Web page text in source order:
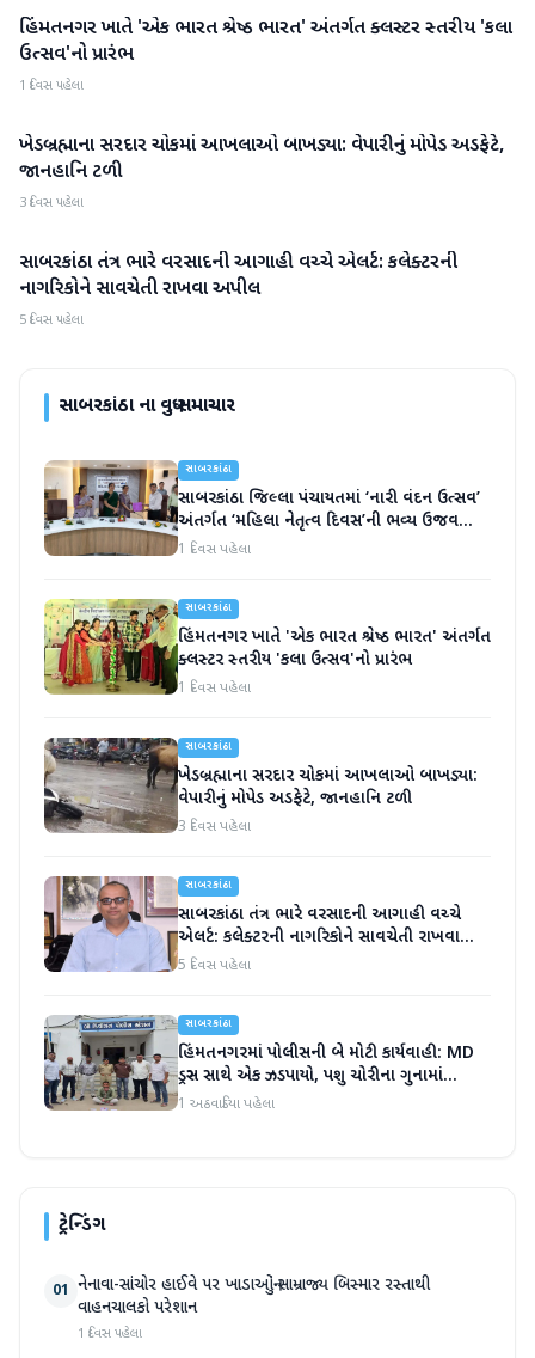
સાબરકાંઠા
હિંમતનગર ખાતે 'એક ભારત શ્રેષ્ઠ ભારત' અંતર્ગત ક્લસ્ટર સ્તરીય 'કલા
ઉત્સવ'નો પ્રારંભ
1 દિવસ પહેલા
સાબરકાંઠા
ખેડબ્રહ્માના સરદાર ચોકમાં આખલાઓ બાખડ્યા: વેપારીનું મોપેડ અડફેટે,
જાનહાનિ ટળી
3 દિવસ પહેલા
સાબરકાંઠા
સાબરકાંઠા તંત્ર ભારે વરસાદની આગાહી વચ્ચે એલર્ટ: કલેક્ટરની
નાગરિકોને સાવચેતી રાખવા અપીલ
5 દિવસ પહેલા
સાબરકાંઠાના વધુ સમાચાર
સાબરકાંઠા
સાબરકાંઠા જિલ્લા પંચાયતમાં ‘નારી વંદન ઉત્સવ’
અંતર્ગત ‘મહિલા નેતૃત્વ દિવસ’ની ભવ્ય ઉજવણી
કરાઈ
1 દિવસ પહેલા
સાબરકાંઠા
હિંમતનગર ખાતે 'એક ભારત શ્રેષ્ઠ ભારત' અંતર્ગત
ક્લસ્ટર સ્તરીય 'કલા ઉત્સવ'નો પ્રારંભ
1 દિવસ પહેલા
સાબરકાંઠા
ખેડબ્રહ્માના સરદાર ચોકમાં આખલાઓ બાખડ્યા:
વેપારીનું મોપેડ અડફેટે, જાનહાનિ ટળી
3 દિવસ પહેલા
સાબરકાંઠા
સાબરકાંઠા તંત્ર ભારે વરસાદની આગાહી વચ્ચે
એલર્ટ: કલેક્ટરની નાગરિકોને સાવચેતી રાખવા
અપીલ
5 દિવસ પહેલા
સાબરકાંઠા
હિંમતનગરમાં પોલીસની બે મોટી કાર્યવાહી: MD
ડ્રગ્સ સાથે એક ઝડપાયો, પશુ ચોરીના ગુનામાં
આરોપીની ધરપકડ
1 અઠવાડિયા પહેલા
ટ્રેન્ડિંગ
01 નેનાવા-સાંચોર હાઈવે પર ખાડાઓનું સામ્રાજ્ય બિસ્માર રસ્તાથી
વાહનચાલકો પરેશાન
1 દિવસ પહેલા